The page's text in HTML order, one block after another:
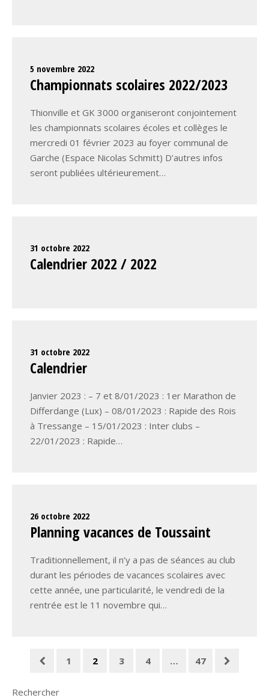
5 novembre 2022
Championnats scolaires 2022/2023
Thionville et GK 3000 organiseront conjointement
les championnats scolaires écoles et collèges le
mercredi 01 février 2023 au foyer communal de
Garche (Espace Nicolas Schmitt) D’autres infos
seront publiées ultérieurement…
31 octobre 2022
Calendrier 2022 / 2022
31 octobre 2022
Calendrier
Janvier 2023 : – 7 et 8/01/2023 : 1er Marathon de
Differdange (Lux) – 08/01/2023 : Rapide des Rois
à Tressange – 15/01/2023 : Inter clubs –
22/01/2023 : Rapide…
26 octobre 2022
Planning vacances de Toussaint
Traditionnellement, il n’y a pas de séances au club
durant les périodes de vacances scolaires avec
cette année, une particularité, le vendredi de la
rentrée est le 11 novembre qui…
1 2 3 4 … 47
Rechercher